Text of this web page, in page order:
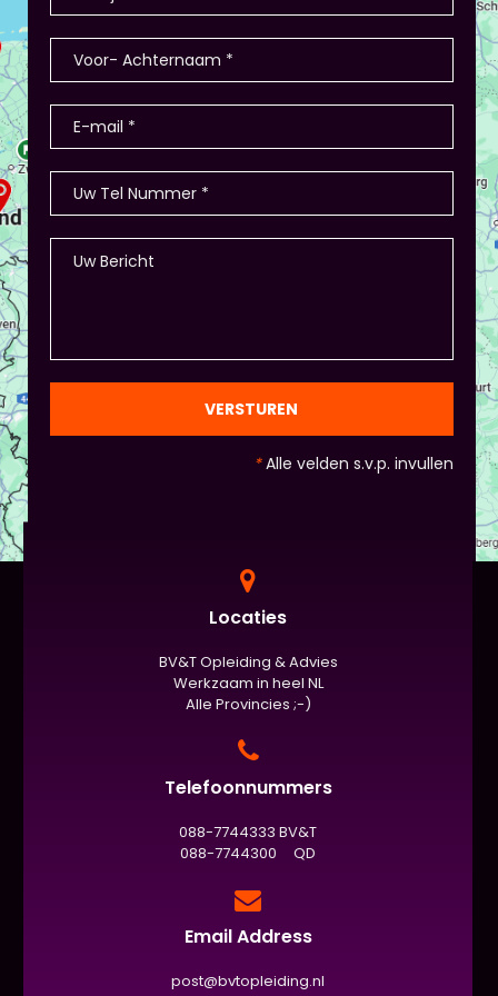
VERSTUREN
*Alle velden s.v.p. invullen
Locaties
BV&T Opleiding & Advies
Werkzaam in heel NL
Alle Provincies ;-)
Telefoonnummers
088-7744333 BV&T
088-7744300 QD
Email Address
post@bvtopleiding.nl